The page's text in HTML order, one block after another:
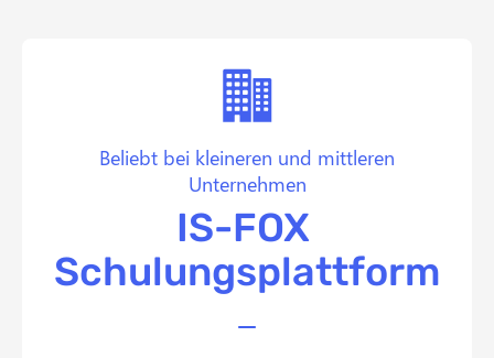
Beliebt bei kleineren und mittleren
Unternehmen
IS-FOX
Schulungsplattform